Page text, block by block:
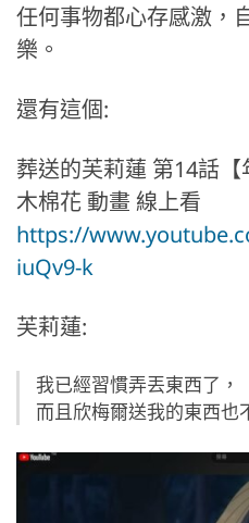
任何事物都心存感激，
樂。
還有這個:
葬送的芙莉蓮 第14話
木棉花 動畫 線上看
https://
iuQv9-k
芙莉蓮:
我已經習慣弄丟東西了，
而且欣梅爾送我的東西也